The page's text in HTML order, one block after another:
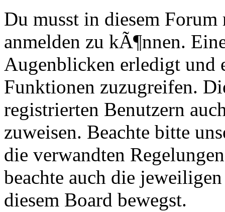
Du musst in diesem
anmelden zu kÃ¶nnen.
Augenblicken erledigt und
Funktionen zuzugreifen.
registrierten Benutzern
zuweisen. Beachte bitte
die verwandten
beachte auch die
diesem Board bewegst.